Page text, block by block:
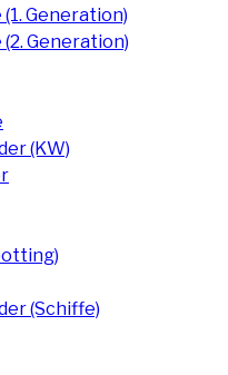
Generation)
Generation)
(KW)
(Schiffe)